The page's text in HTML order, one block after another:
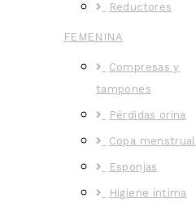
Reductores
FEMENINA
Compresas y
tampones
Pérdidas orina
Copa menstrual
Esponjas
Higiene íntima